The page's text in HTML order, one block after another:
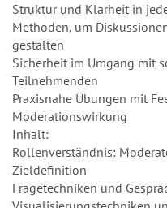
Struktur und Klarheit in
Methoden, um
gestalten
Sicherheit im Umgang mit
Teilnehmenden
Praxisnahe Übungen mit
Moderationswirkung
Inhalt:
Rollenverständnis:
Zieldefinition
Fragetechniken und